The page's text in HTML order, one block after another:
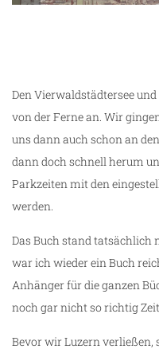
Den Vierwaldstädtersee
von der Ferne an. Wir
uns dann auch schon an
dann doch schnell herum
Parkzeiten mit den
werden.
Das Buch stand tatsächlich
war ich wieder ein Buch
Anhänger für die ganzen
noch gar nicht so richtig
Bevor wir Luzern verließen,